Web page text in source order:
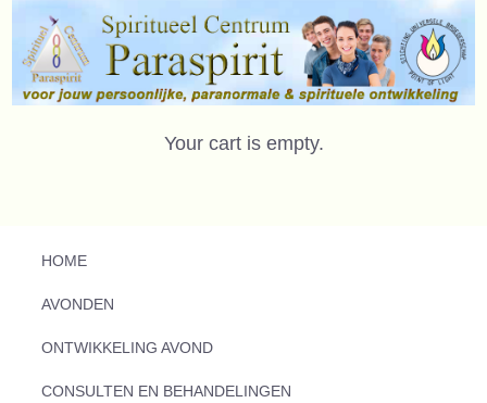
Your cart is empty.
HOME
AVONDEN
ONTWIKKELING AVOND
CONSULTEN EN BEHANDELINGEN